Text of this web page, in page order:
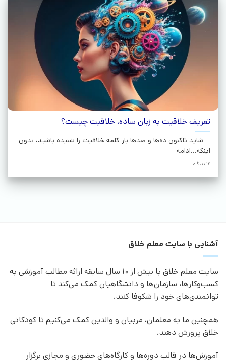
تعریف خلاقیت به زبان ساده، خلاقیت چیست؟
شاید تاکنون ده‌ها و صدها بار کلمه خلاقیت را شنیده باشید، بدون
اینکه...ادامه
16 دیدگاه
آشنایی با سایت معلم خلاق
سایت معلم خلاق با بیش از 10 سال سابقه ارائه مطالب آموزشی به
کسب‌وکارها، سازمان‌ها و دانشگاهیان کمک می‌کند تا
توانمندی‌های خود را شکوفا کنند.
همچنین ما به معلمان، مربیان و والدین کمک می‌کنیم تا کودکانی
خلاق پرورش دهند.
آموزش‌ها در قالب دوره‌ها و کارگاه‌های حضوری و مجازی برگزار